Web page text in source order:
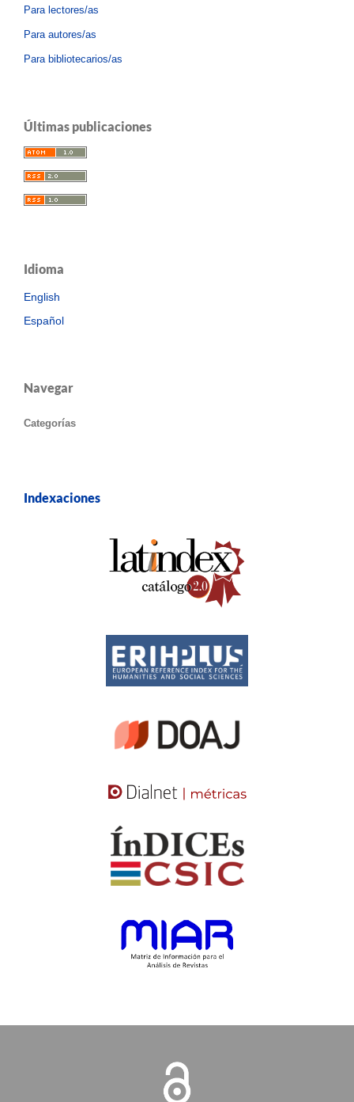
Para lectores/as
Para autores/as
Para bibliotecarios/as
Últimas publicaciones
Idioma
English
Español
Navegar
Categorías
Indexaciones